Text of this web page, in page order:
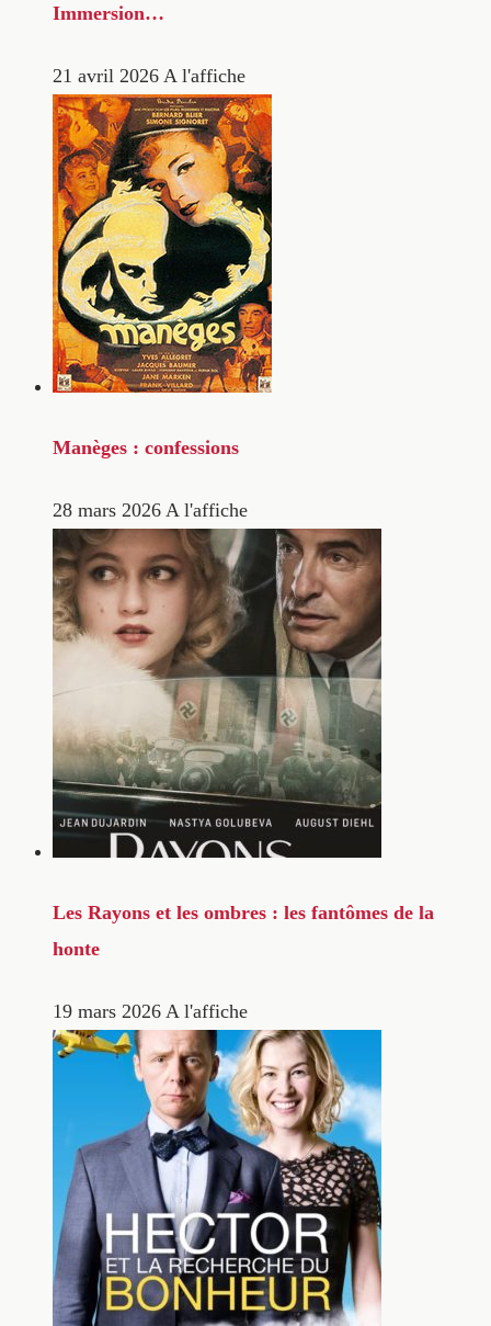
Immersion…
21 avril 2026 A l'affiche
Manèges : confessions
28 mars 2026 A l'affiche
Les Rayons et les ombres : les fantômes de la
honte
19 mars 2026 A l'affiche